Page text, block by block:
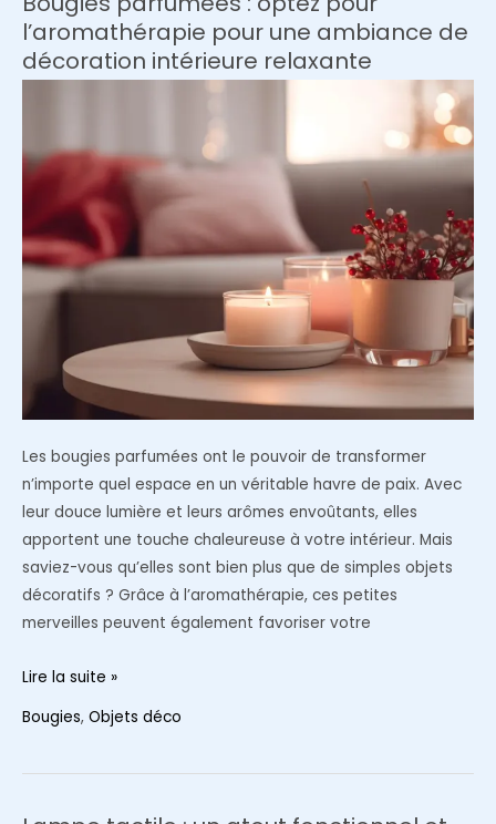
jute
à
votre
l’aromathérapie pour une ambiance de
décoration intérieure relaxante
Les bougies parfumées ont le pouvoir de transformer
n’importe quel espace en un véritable havre de paix. Avec
leur douce lumière et leurs arômes envoûtants, elles
apportent une touche chaleureuse à votre intérieur. Mais
saviez-vous qu’elles sont bien plus que de simples objets
décoratifs ? Grâce à l’aromathérapie, ces petites
merveilles peuvent également favoriser votre
Bougies
l’aromathérapie
Lire la suite »
Bougies, Objets déco